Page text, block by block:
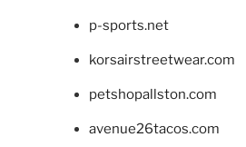
p-sports.net
korsairstreetwear.com
petshopallston.com
avenue26tacos.com